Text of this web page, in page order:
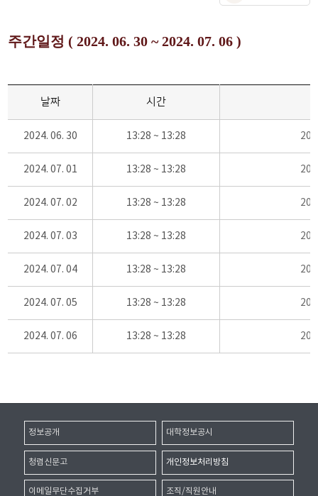
주간일정 ( 2024. 06. 30 ~ 2024. 07. 06 )
날짜 시간
2024. 06. 30 13:28 ~ 13:28
2024. 07. 01 13:28 ~ 13:28
2024. 07. 02 13:28 ~ 13:28
2024. 07. 03 13:28 ~ 13:28
2024. 07. 04 13:28 ~ 13:28
2024. 07. 05 13:28 ~ 13:28
2024. 07. 06 13:28 ~ 13:28
정보공개 대학정보공시
청렴신문고 개인정보처리방침
이메일무단수집거부 조직/직원안내